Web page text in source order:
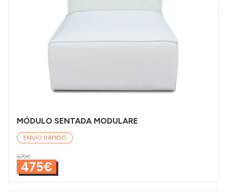
MÓDULO SENTADA MODULARE
ENVÍO RÁPIDO
679€
475€